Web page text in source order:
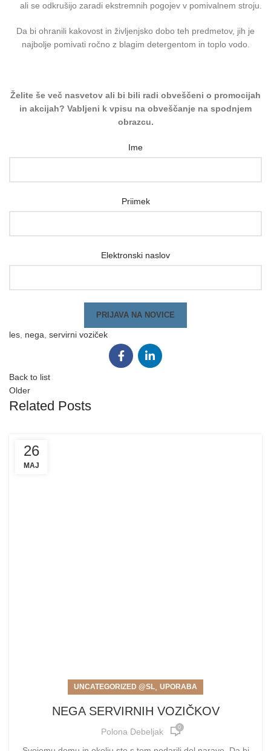
ali se odkrušijo zaradi ekstremnih pogojev v pomivalnem stroju.
Da bi ohranili kakovost in življenjsko dobo teh predmetov, jih je
najbolje pomivati ročno z blagim detergentom in toplo vodo.
Želite še več nasvetov ali bi bili radi obveščeni o promocijah
in akcijah? Vabljeni k vpisu na obveščanje na spodnjem
obrazcu.
Ime
Priimek
Elektronski naslov
les nega servirni voziček
Back to list
Older
Related Posts
26
MAJ
UNCATEGORIZED @SL UPORABA
NEGA SERVIRNIH VOZIČKOV
Polona Debeljak 0